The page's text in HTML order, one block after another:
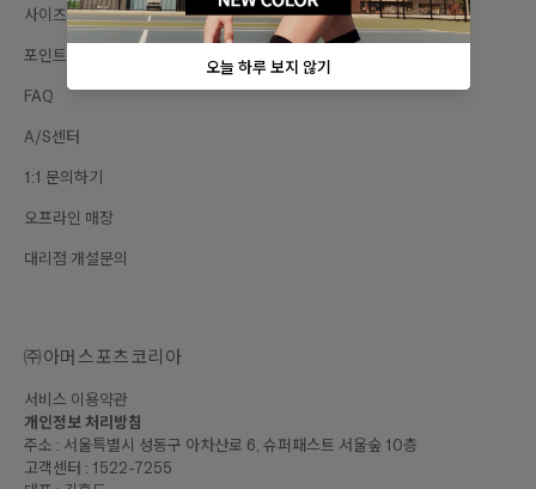
사이즈가이드
포인트 혜택
FAQ
A/S센터
1:1 문의하기
오프라인 매장
대리점 개설문의
㈜아머스포츠코리아
서비스 이용약관
개인정보 처리방침
주소 : 서울특별시 성동구 아차산로 6, 슈퍼패스트 서울숲 10층
고객센터 : 1522-7255